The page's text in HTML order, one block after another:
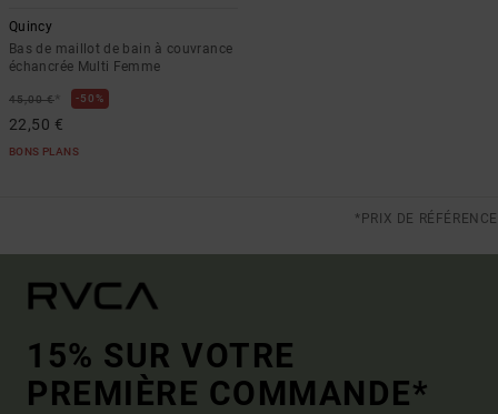
Quincy
Bas de maillot de bain à couvrance
échancrée Multi Femme
45,00 €* 50%
22,50 €
BONS PLANS
*PRIX DE RÉFÉRENCE
15% SUR VOTRE
PREMIÈRE COMMANDE*